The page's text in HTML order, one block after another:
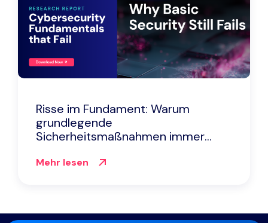
Risse im Fundament: Warum
grundlegende
Sicherheitsmaßnahmen immer
Mehr lesen